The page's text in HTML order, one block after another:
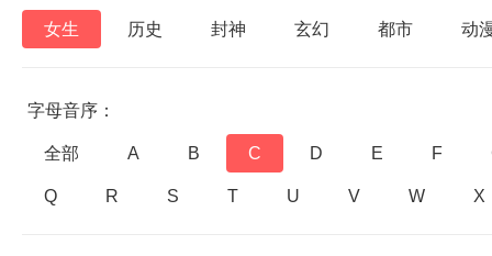
女生 历史 封神 玄幻 都市 动
字母音序：
全部 A B C D E F
Q R S T U V W X